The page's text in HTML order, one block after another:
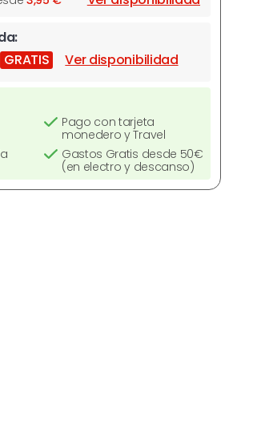
GRATIS Ver disponibilidad
Pago con tarjeta
monedero y Travel
Gastos Gratis desde 50€
(en electro y descanso)